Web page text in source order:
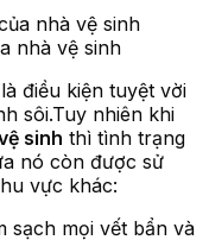
nhà vệ sinh
điều kiện tuyệt vời
sôi.Tuy nhiên khi
sinh thì tình trạng
nó còn được sử
vực khác:
sạch mọi vết bẩn và